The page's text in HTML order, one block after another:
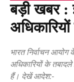
बड़ी खबर :
भारत निर्वाचन
अधिकारियों के
हैं। देखें आदेश:-